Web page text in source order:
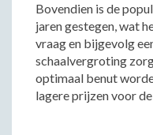
Bovendien is de
jaren gestegen, wat
vraag en bijgevolg
schaalvergroting
optimaal benut
lagere prijzen voor